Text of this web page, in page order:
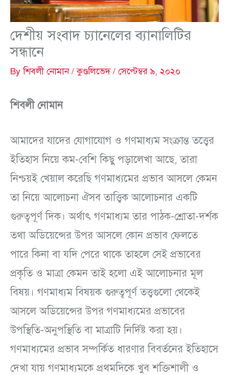
দেশীয় সংবাদ চ্যানেলের ব্যানালিটির
সন্ধানে
Byশিবলী নোমান/কুণ্ডলিভেদ/ সেপ্টেম্বর ৯, ২০২০
শিবলী নোমান
আমাদের যাদের যোগাযোগ ও গণমাধ্যম সংক্রান্ত তত্ত্বের
ইতিহাস নিয়ে কম-বেশি কিছু পড়ালেখা আছে, তারা
নিশ্চয়ই খেয়াল করেছি গণমাধ্যমের প্রভাব আসলে কেমন
তা নিয়ে আলোচনা ঐসব তাত্ত্বিক আলোচনার একটি
গুরুত্বপূর্ণ দিক। অর্থাৎ গণমাধ্যম তার পাঠক-শ্রোতা-দর্শক
তথা অডিয়েন্সের উপর আসলে কোন প্রভাব ফেলতে
পারে কিনা বা যদি পেরে থাকে তাহলে সেই প্রভাবের
প্রকৃতি ও মাত্রা কেমন তাই হলো এই আলোচনার মূল
বিষয়। গণমাধ্যম বিষয়ক গুরুত্বপূর্ণ তত্ত্বগুলো থেকেই
আসলে অডিয়েন্সের উপর গণমাধ্যমের প্রভাবের
উপস্থিতি-অনুপস্থিতি বা মাত্রাটি নির্দিষ্ট করা হয়।
গণমাধ্যমের প্রভাব সম্পর্কিত ধারণার বিবর্তনের ইতিহাসে
দেখা যায় গণমাধ্যমকে প্রথমদিকে খুব শক্তিশালী ও